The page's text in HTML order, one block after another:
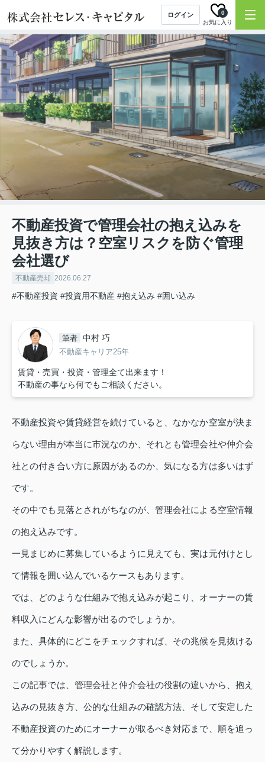
ログイン
お気に入り
0
不動産投資で管理会社の抱え込みを
見抜き方は？空室リスクを防ぐ管理
会社選び
不動産売却 2026.06.27
#不動産投資 #投資用不動産 #抱え込み #囲い込み
筆者 中村 巧
不動産キャリア25年
賃貸・売買・投資・管理全て出来ます！
不動産の事なら何でもご相談ください。
不動産投資や賃貸経営を続けていると、なかなか空室が決ま
らない理由が本当に市況なのか、それとも管理会社や仲介会
社との付き合い方に原因があるのか、気になる方は多いはず
です。
その中でも見落とされがちなのが、管理会社による空室情報
の抱え込みです。
一見まじめに募集しているように見えても、実は元付けとし
て情報を囲い込んでいるケースもあります。
では、どのような仕組みで抱え込みが起こり、オーナーの賃
料収入にどんな影響が出るのでしょうか。
また、具体的にどこをチェックすれば、その兆候を見抜ける
のでしょうか。
この記事では、管理会社と仲介会社の役割の違いから、抱え
込みの見抜き方、公的な仕組みの確認方法、そして安定した
不動産投資のためにオーナーが取るべき対応まで、順を追っ
て分かりやすく解説します。